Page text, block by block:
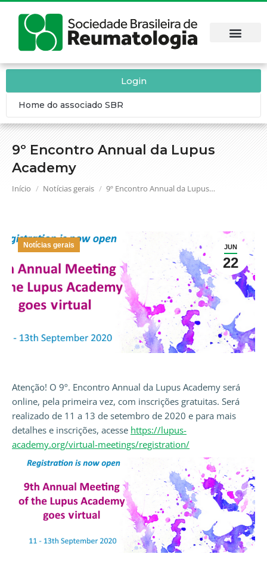
9º Encontro Annual da Lupus
Academy
Você está aqui:
Início Notícias gerais 9º Encontro Annual da Lupus…
Login
Home do associado SBR
JUN
22
Notícias gerais
Atenção! O 9º. Encontro Annual da Lupus Academy será
online, pela primeira vez, com inscrições gratuitas. Será
realizado de 11 a 13 de setembro de 2020 e para mais
detalhes e inscrições, acesse https://lupus-
academy.org/virtual-meetings/registration/